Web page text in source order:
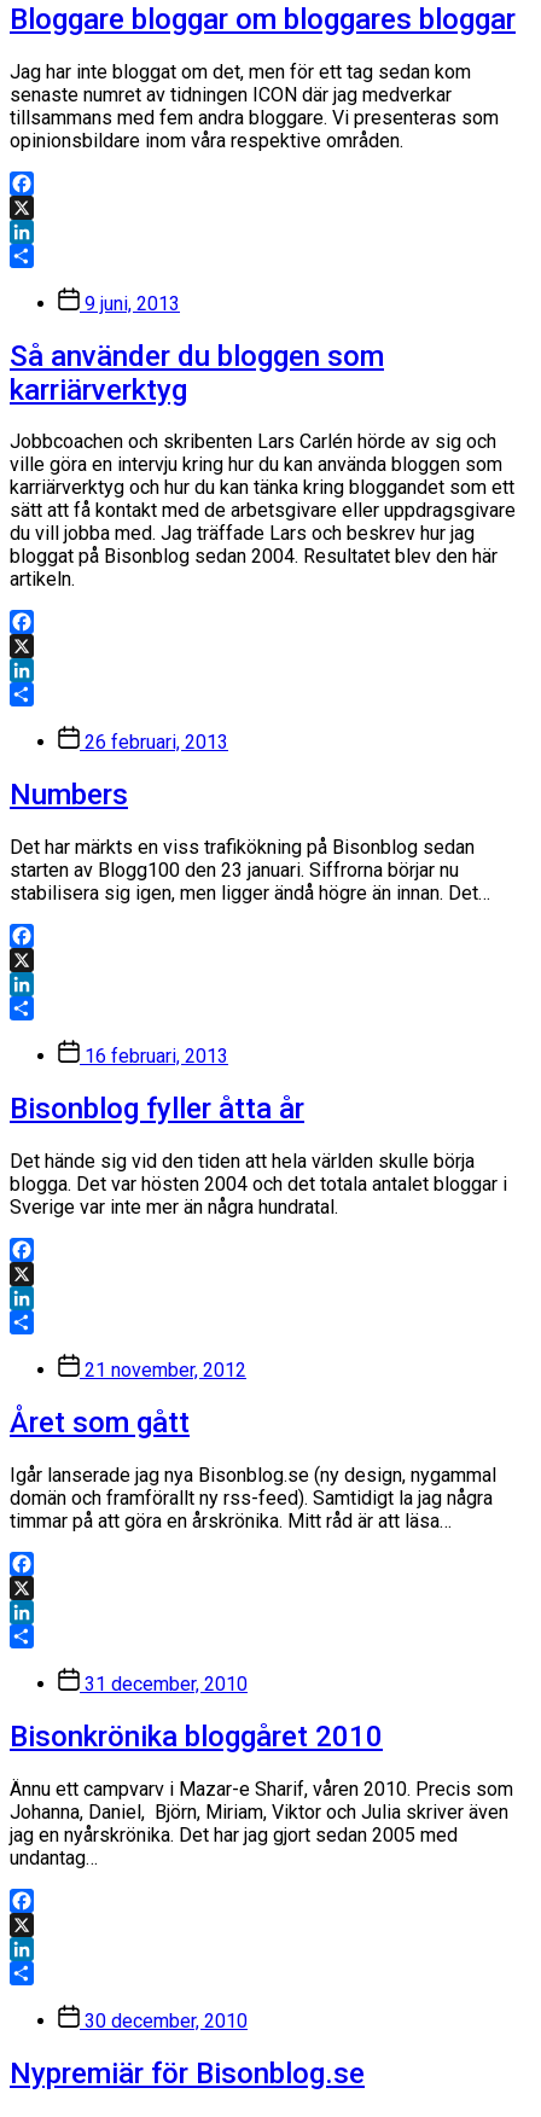
Bloggare bloggar om bloggares bloggar
Jag har inte bloggat om det, men för ett tag sedan kom
senaste numret av tidningen ICON där jag medverkar
tillsammans med fem andra bloggare. Vi presenteras som
opinionsbildare inom våra respektive områden.
Facebook
X
LinkedIn
Inläggsdatum
9 juni, 2013
Så använder du bloggen som
karriärverktyg
Jobbcoachen och skribenten Lars Carlén hörde av sig och
ville göra en intervju kring hur du kan använda bloggen som
karriärverktyg och hur du kan tänka kring bloggandet som ett
sätt att få kontakt med de arbetsgivare eller uppdragsgivare
du vill jobba med. Jag träffade Lars och beskrev hur jag
bloggat på Bisonblog sedan 2004. Resultatet blev den här
artikeln.
Facebook
X
LinkedIn
Inläggsdatum
26 februari, 2013
Numbers
Det har märkts en viss trafikökning på Bisonblog sedan
starten av Blogg100 den 23 januari. Siffrorna börjar nu
stabilisera sig igen, men ligger ändå högre än innan. Det…
Facebook
X
LinkedIn
Inläggsdatum
16 februari, 2013
Bisonblog fyller åtta år
Det hände sig vid den tiden att hela världen skulle börja
blogga. Det var hösten 2004 och det totala antalet bloggar i
Sverige var inte mer än några hundratal.
Facebook
X
LinkedIn
Inläggsdatum
21 november, 2012
Året som gått
Igår lanserade jag nya Bisonblog.se (ny design, nygammal
domän och framförallt ny rss-feed). Samtidigt la jag några
timmar på att göra en årskrönika. Mitt råd är att läsa…
Facebook
X
LinkedIn
Inläggsdatum
31 december, 2010
Bisonkrönika bloggåret 2010
Ännu ett campvarv i Mazar-e Sharif, våren 2010. Precis som
Johanna, Daniel, Björn, Miriam, Viktor och Julia skriver även
jag en nyårskrönika. Det har jag gjort sedan 2005 med
undantag…
Facebook
X
LinkedIn
Inläggsdatum
30 december, 2010
Nypremiär för Bisonblog.se